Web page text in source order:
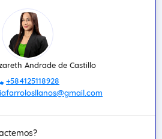
Andrade de Castillo
+584125118928